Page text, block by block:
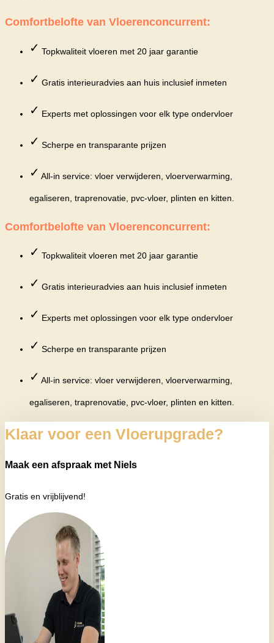
Comfortbelofte van Vloerenconcurrent:
✓ Topkwaliteit vloeren met 20 jaar garantie
✓ Gratis interieuradvies aan huis inclusief inmeten
✓ Experts met oplossingen voor elk type ondervloer
✓ Scherpe en transparante prijzen
✓ All-in service: vloer verwijderen, vloerverwarming,
egaliseren, traprenovatie, pvc-vloer, plinten en kitten.
Comfortbelofte van Vloerenconcurrent:
✓ Topkwaliteit vloeren met 20 jaar garantie
✓ Gratis interieuradvies aan huis inclusief inmeten
✓ Experts met oplossingen voor elk type ondervloer
✓ Scherpe en transparante prijzen
✓ All-in service: vloer verwijderen, vloerverwarming,
egaliseren, traprenovatie, pvc-vloer, plinten en kitten.
Klaar voor een Vloerupgrade?
Maak een afspraak met Niels
Gratis en vrijblijvend!